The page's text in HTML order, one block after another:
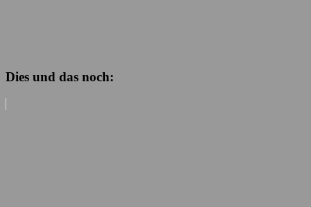
Dies und das noch: